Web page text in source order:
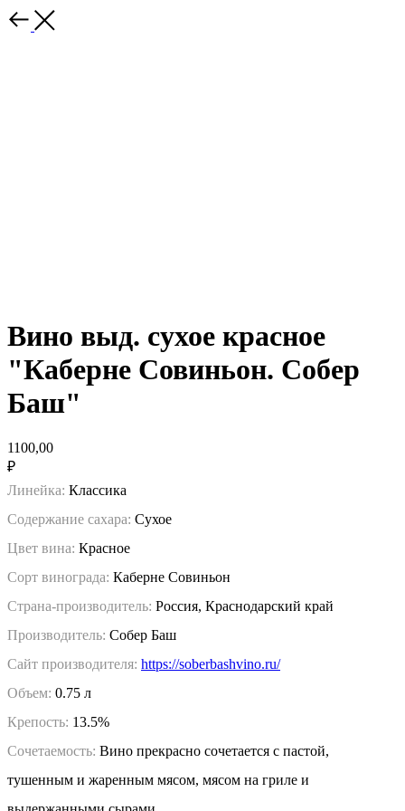
Вино выд. сухое красное
"Каберне Совиньон. Собер
Баш"
1100,00
₽
Линейка: Классика
Содержание сахара: Сухое
Цвет вина: Красное
Сорт винограда: Каберне Совиньон
Страна-производитель: Россия, Краснодарский край
Производитель: Собер Баш
Сайт производителя: https://soberbashvino.ru/
Объем: 0.75 л
Крепость: 13.5%
Сочетаемость: Вино прекрасно сочетается с пастой,
тушенным и жаренным мясом, мясом на гриле и